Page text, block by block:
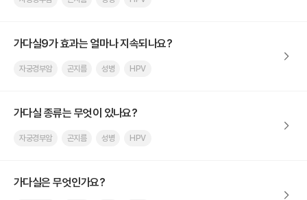
가다실9가 효과는 얼마나 지속되나요?
자궁경부암 곤지름 성병 HPV
가다실 종류는 무엇이 있나요?
자궁경부암 곤지름 성병 HPV
가다실은 무엇인가요?